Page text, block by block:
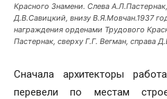
Красного Знамени. Слева
Д.В.Савицкий, внизу В.Я.Мовчан.1937
награждения орденами Трудового
Пастернак, сверху Г.Г. Вегман, справа
Сначала архитекторы
перевели по местам